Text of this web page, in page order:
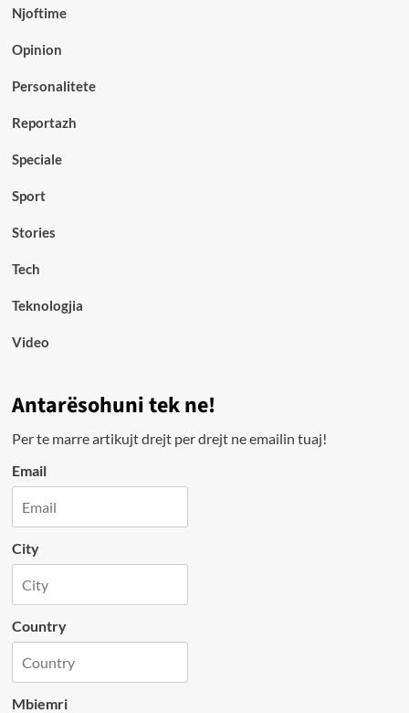
Njoftime
Opinion
Personalitete
Reportazh
Speciale
Sport
Stories
Tech
Teknologjia
Video
Antarësohuni tek ne!
Per te marre artikujt drejt per drejt ne emailin tuaj!
Email
City
Country
Mbiemri